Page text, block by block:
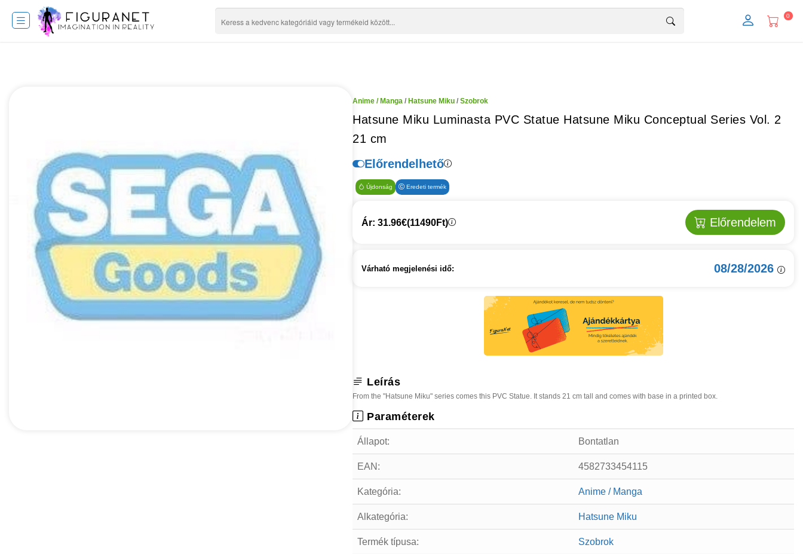
0
Anime / Manga / Hatsune Miku / Szobrok
Hatsune Miku Luminasta PVC Statue Hatsune Miku Conceptual Series Vol. 2
21 cm
Előrendelhető
Újdonság Eredeti termék
Ár: 31.96€(11490Ft) Előrendelem
Várható megjelenési idő: 08/28/2026
Leírás
From the "Hatsune Miku" series comes this PVC Statue. It stands 21 cm tall and comes with base in a printed box.
Paraméterek
Állapot: Bontatlan
EAN: 4582733454115
Kategória: Anime / Manga
Alkategória: Hatsune Miku
Termék típusa: Szobrok